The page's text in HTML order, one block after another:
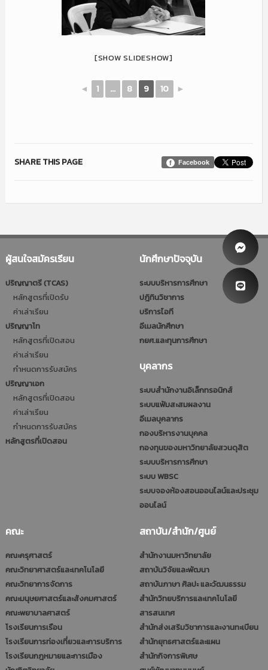
[SHOW SLIDESHOW]
◄ 1 ... 8 9 10 ►
Facebook
SHARE THIS PAGE
ผู้สนใจสมัครเรียน
ปริญญาตรี (TCAS)
หลักสูตรที่เปิดรับ
ค่าเล่าเรียน
ปริญญาโท
หลักสูตรที่เปิดสอน
ค่าเล่าเรียน
กำหนดการรับสมัคร
ปริญญาเอก
หลักสูตรที่เปิดสอน
ค่าเล่าเรียน
กำหนดการรับสมัคร
หลักสูตรที่เปิดสอน
นักศึกษาปัจจุบัน
ระบบบริหารการศึกษา
ปฎิทินวิชาการ
บริการไอที
อีเมลนักศึกษา
กยศ.และทุนการศึกษา
บุคลากร
ระบบสำนักงานอิเล็กทรอนิกส์
ระบบแฟ้มสะสมผลงาน
อีเมลบุคลากร
กองบริหารงานบุคคล
กองทุนของมหาวิทยาลัยสวนดุสิต
ระบบบริหารการศึกษา
ระบบ WBSC
ระบบจองห้องสอนออนไลน์และประชุม
ออนไลน์
คณะ
คณะครุศาสตร์
คณะวิทยาศาสตร์และเทคโนโลยี
คณะวิทยาการจัดการ
คณะมนุษยศาสตร์และสังคมศาสตร์
คณะพยาบาลศาสตร์
โรงเรียนการเรือน
โรงเรียนการท่องเที่ยวและการบริการ
โรงเรียนกฎหมายและการเมือง
สถาบัน/สำนัก/ศูนย์
สำนักงานมหาวิทยาลัย
สถาบันวิจัยและพัฒนา
สถาบันภาษา ศิลปะ และวัฒนธรรม
สำนักวิทยบริการและเทคโนโลยี
สารสนเทศ
สำนักส่งเสริมวิชาการและงานทะเบียน
สำนักยุทธศาสตร์และแผน
สำนักกิจการพิเศษ